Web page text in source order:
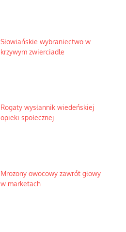
Słowiańskie wybraniectwo w
krzywym zwierciadle
Rogaty wysłannik wiedeńskiej
opieki społecznej
Mrożony owocowy zawrót głowy
w marketach